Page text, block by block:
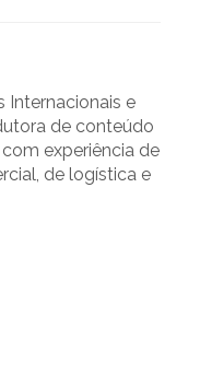
Internacionais e
de conteúdo
experiência de
de logística e